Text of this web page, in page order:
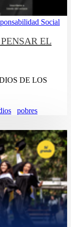
Social
EL
DE LOS
pobres